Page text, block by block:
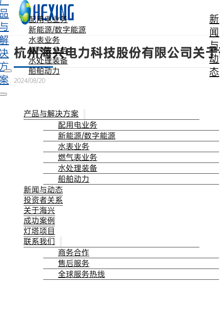
跳转到主要内容 跳转到页脚
配用电业务
新能源/数字能源
水表业务
燃气表业务
水处理装备
船舶动力
新
闻
与
动
态
产品与解决方案
配用电业务
新能源/数字能源
水表业务
燃气表业务
水处理装备
船舶动力
新闻与动态
投资者关系
关于海兴
成功案例
灯塔项目
联系我们
商务合作
售后服务
全球服务热线
杭州海兴电力科技股份有限公司关
2024/08/20